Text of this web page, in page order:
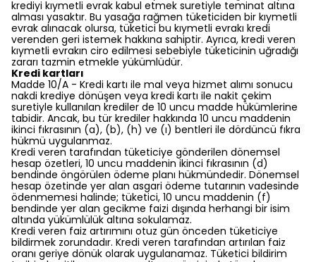
krediyi kıymetli evrak kabul etmek suretiyle teminat altına
alması yasaktır. Bu yasağa rağmen tüketiciden bir kıymetli
evrak alınacak olursa, tüketici bu kıymetli evrakı kredi
verenden geri istemek hakkına sahiptir. Ayrıca, kredi veren
kıymetli evrakın ciro edilmesi sebebiyle tüketicinin uğradığı
zararı tazmin etmekle yükümlüdür.
Kredi kartları
Madde 10/A - Kredi kartı ile mal veya hizmet alımı sonucu
nakdi krediye dönüşen veya kredi kartı ile nakit çekim
suretiyle kullanılan krediler de 10 uncu madde hükümlerine
tabidir. Ancak, bu tür krediler hakkında 10 uncu maddenin
ikinci fıkrasının (a), (b), (h) ve (ı) bentleri ile dördüncü fıkra
hükmü uygulanmaz.
Kredi veren tarafından tüketiciye gönderilen dönemsel
hesap özetleri, 10 uncu maddenin ikinci fıkrasının (d)
bendinde öngörülen ödeme planı hükmündedir. Dönemsel
hesap özetinde yer alan asgari ödeme tutarının vadesinde
ödenmemesi halinde; tüketici, 10 uncu maddenin (f)
bendinde yer alan gecikme faizi dışında herhangi bir isim
altında yükümlülük altına sokulamaz.
Kredi veren faiz artırımını otuz gün önceden tüketiciye
bildirmek zorundadır. Kredi veren tarafından artırılan faiz
oranı geriye dönük olarak uygulanamaz. Tüketici bildirim